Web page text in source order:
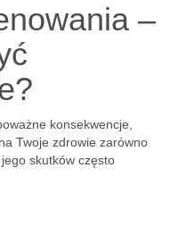
–
konsekwencje,
Twoje zdrowie zarówno
skutków często